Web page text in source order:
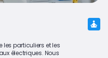
les particuliers et les
électriques. Nous